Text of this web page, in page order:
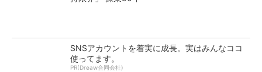
SNSアカウントを着実に成長。実はみんなココ
使ってます。
PR(Dreaw合同会社)